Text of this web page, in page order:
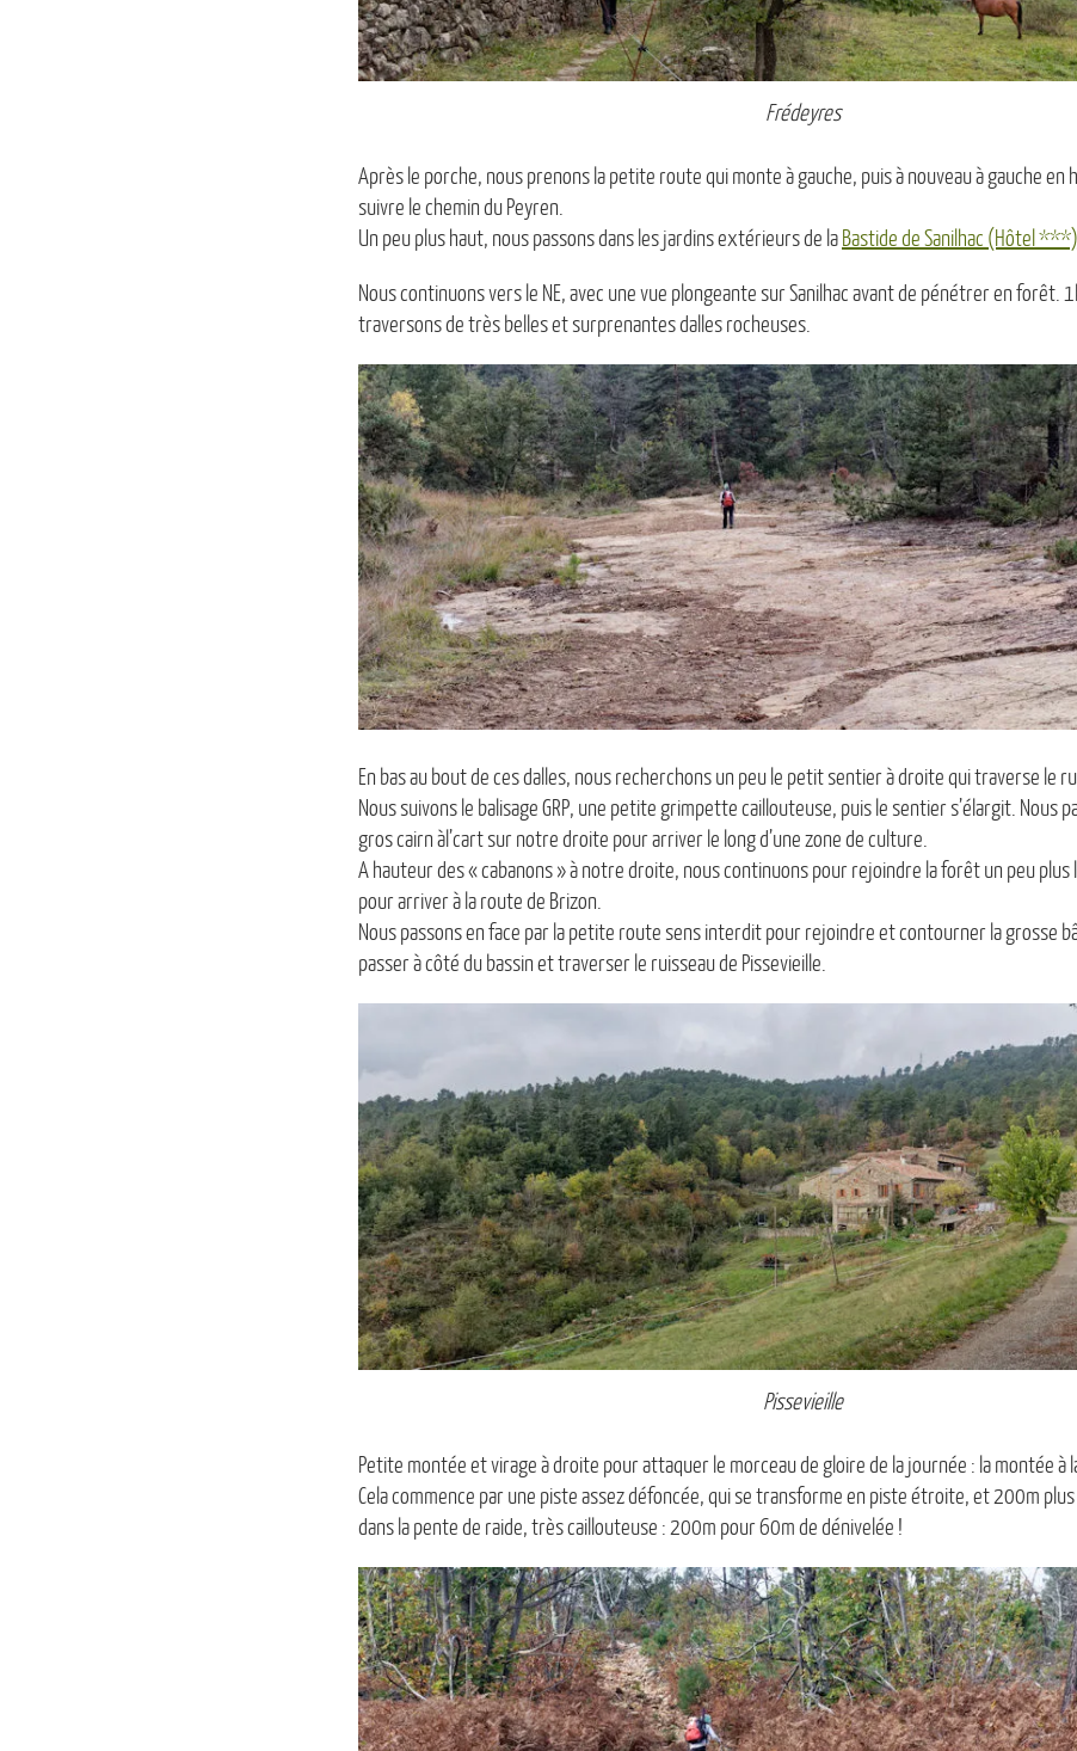
Frédeyres
Après le porche, nous prenons la petite route qui monte à gauche, puis à nouveau à gauche en
suivre le chemin du Peyren.
Un peu plus haut, nous passons dans les jardins extérieurs de la Bastide de Sanilhac (Hôtel ***)
Nous continuons vers le NE, avec une vue plongeante sur Sanilhac avant de pénétrer en forêt.
traversons de très belles et surprenantes dalles rocheuses.
En bas au bout de ces dalles, nous recherchons un peu le petit sentier à droite qui traverse le
Nous suivons le balisage GRP, une petite grimpette caillouteuse, puis le sentier s’élargit. Nous
gros cairn àl’cart sur notre droite pour arriver le long d’une zone de culture.
A hauteur des « cabanons » à notre droite, nous continuons pour rejoindre la forêt un peu
pour arriver à la route de Brizon.
Nous passons en face par la petite route sens interdit pour rejoindre et contourner la grosse
passer à côté du bassin et traverser le ruisseau de Pissevieille.
Pissevieille
Petite montée et virage à droite pour attaquer le morceau de gloire de la journée : la montée à
Cela commence par une piste assez défoncée, qui se transforme en piste étroite, et 200m
dans la pente de raide, très caillouteuse : 200m pour 60m de dénivelée !